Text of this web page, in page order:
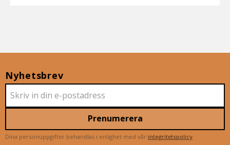
Nyhetsbrev
Prenumerera
Dina personuppgifter behandlas i enlighet med vår integritetspolicy